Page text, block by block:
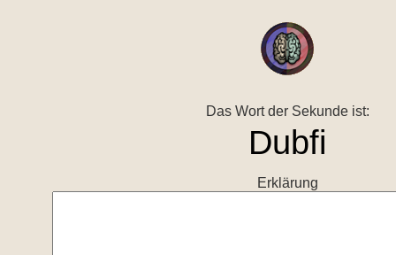
Das Wort der Sekunde ist:
Erklärung